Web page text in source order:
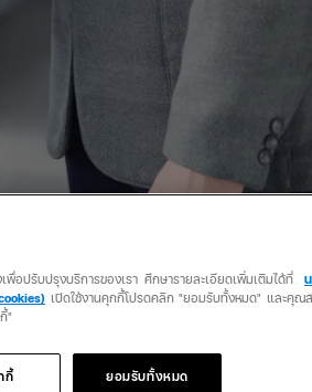
การดูฮวงจุ้ยก่อนสร้างบ้านหรือการดูฤกษ์ออก
ฤกษ์ออกรถก่อน เพื่อให้เกิดความเป็นสิริมงค
อปรับปรุงบริการของเรา ศึกษารายละเอียดเพิ่มเติมได้ที่
เปิดใช้งานคุกกี้โปรดคลิก "ยอมรับทั้งหมด" และคุณ
"
ยอมรับทั้งหมด
กี้